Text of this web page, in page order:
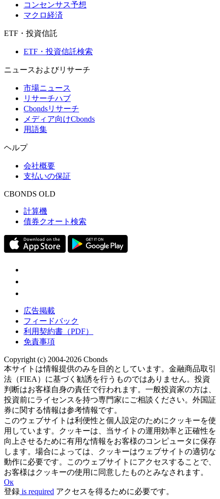
コンセンサス予想
マクロ経済
ETF・投資信託
ETF・投資信託検索
ニュースおよびリサーチ
市場ニュース
リサーチハブ
Cbondsリサーチ
メディア向けCbonds
用語集
ヘルプ
会社概要
支払いの保証
CBONDS OLD
計算機
債券クオート検索
広告掲載
フィードバック
利用契約書（PDF）
免責事項
Copyright (c) 2004-2026 Cbonds
本サイトは情報提供のみを目的としています。金融商品取引
法（FIEA）に基づく勧誘を行うものではありません。投資
判断はお客様自身の責任で行われます。一般投資家の方は、
投資前にライセンスを持つ専門家にご相談ください。外国証
券に関する情報は参考情報です。
このウェブサイトは利便性と個人設定のためにクッキーを使
用しています。クッキーは、当サイトの運用効率と正確性を
向上させるために有用な情報をお客様のコンピュータに保存
します。場合によっては、クッキーはウェブサイトの適切な
動作に必要です。このウェブサイトにアクセスすることで、
お客様はクッキーの使用に同意したものとみなされます。
Ок
登録 is required アクセスを得るために必要です。